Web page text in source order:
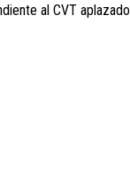
al CVT aplazado